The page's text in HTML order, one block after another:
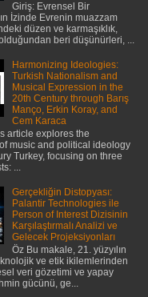
Giriş: Evrensel Bir
İzinde Evrenin muazzam
düzen ve karmaşıklık,
beri düşünürleri, ...
Harmonizing Ideologies:
Turkish Nationalism and
Musical Expression in the
20th Century through Barış
Manço, Erkin Koray, and
Cem Karaca
article explores the
music and political ideology
Turkey, focusing on three
...
Gerçekliğin Distopyası:
Palantir Technologies ile
Person of Interest Dizisinin
Karşılaştırmalı Analizi ve
Gelecek Projeksiyonları
Öz Bu makale, 21. yüzyılın
ve etik ikilemlerinden
veri gözetimi ve yapay
gücünü, ge...